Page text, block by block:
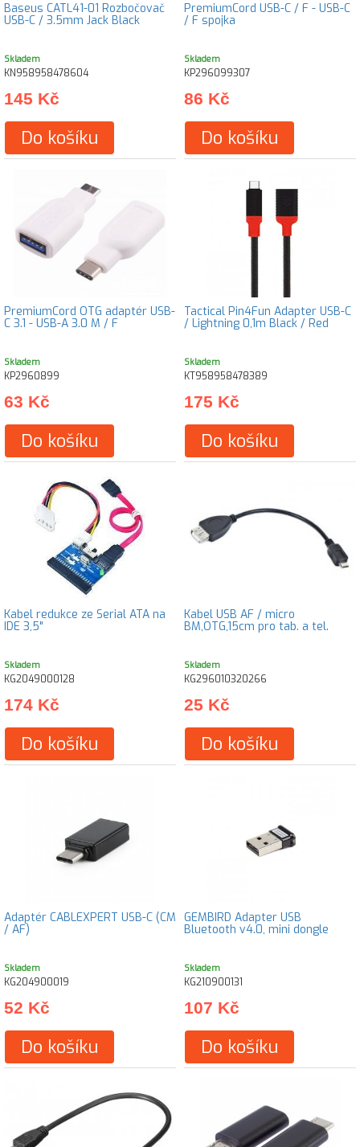
Baseus CATL41-01 Rozbočovač
USB-C / 3.5mm Jack Black
Skladem
KN958958478604
145 Kč
Do košíku
PremiumCord USB-C / F - USB-C
/ F spojka
Skladem
KP296099307
86 Kč
Do košíku
PremiumCord OTG adaptér USB-
C 3.1 - USB-A 3.0 M / F
Skladem
KP2960899
63 Kč
Do košíku
Tactical Pin4Fun Adapter USB-C
/ Lightning 0,1m Black / Red
Skladem
KT958958478389
175 Kč
Do košíku
Kabel redukce ze Serial ATA na
IDE 3,5"
Skladem
KG2049000128
174 Kč
Do košíku
Kabel USB AF / micro
BM,OTG,15cm pro tab. a tel.
Skladem
KG296010320266
25 Kč
Do košíku
Adaptér CABLEXPERT USB-C (CM
/ AF)
Skladem
KG204900019
52 Kč
Do košíku
GEMBIRD Adapter USB
Bluetooth v4.0, mini dongle
Skladem
KG210900131
107 Kč
Do košíku